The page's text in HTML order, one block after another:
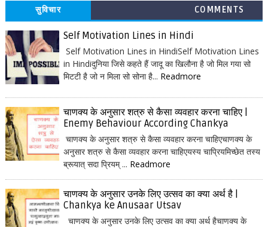
सुविचार COMMENTS
Self Motivation Lines in Hindi
Self Motivation Lines in HindiSelf Motivation Lines
in Hindiदुनिया जिसे कहते हैं जादू का खिलौना है जो मिल गया सो
मिटटी है जो न मिला सो सोना है... Readmore
चाणक्य के अनुसार शत्रु से कैसा व्यवहार करना चाहिए |
Enemy Behaviour According Chankya
चाणक्य के अनुसार शत्रु से कैसा व्यवहार करना चाहिएचाणक्य के
अनुसार शत्रु से कैसा व्यवहार करना चाहिएयस्य चाप्रियमिच्छेत तस्य
ब्रूयात् सदा प्रियम् ... Readmore
चाणक्य के अनुसार उनके लिए उत्सव का क्या अर्थ है |
Chankya ke Anusaar Utsav
चाणक्य के अनुसार उनके लिए उत्सव का क्या अर्थ हैचाणक्य के